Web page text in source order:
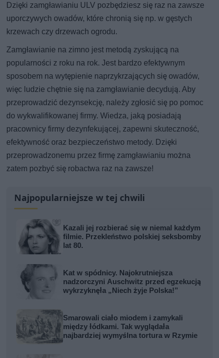
Dzięki zamgławianiu ULV pozbędziesz się raz na zawsze
uporczywych owadów, które chronią się np. w gęstych
krzewach czy drzewach ogrodu.
Zamgławianie na zimno jest metodą zyskującą na
popularności z roku na rok. Jest bardzo efektywnym
sposobem na wytępienie naprzykrzających się owadów,
więc ludzie chętnie się na zamgławianie decydują. Aby
przeprowadzić dezynsekcję, należy zgłosić się po pomoc
do wykwalifikowanej firmy. Wiedza, jaką posiadają
pracownicy firmy dezynfekującej, zapewni skuteczność,
efektywność oraz bezpieczeństwo metody. Dzięki
przeprowadzonemu przez firmę zamgławianiu można
zatem pozbyć się robactwa raz na zawsze!
Najpopularniejsze w tej chwili
Kazali jej rozbierać się w niemal każdym
filmie. Przekleństwo polskiej seksbomby
lat 80.
Kat w spódnicy. Najokrutniejsza
nadzorczyni Auschwitz przed egzekucją
wykrzyknęła „Niech żyje Polska!”
Smarowali ciało miodem i zamykali
między łódkami. Tak wyglądała
najbardziej wymyślna tortura w Rzymie